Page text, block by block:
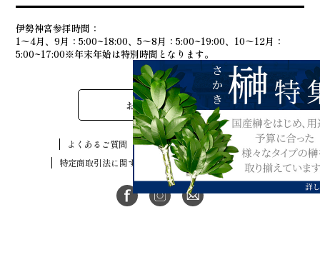
伊勢神宮参拝時間：
1〜4月、9月：5:00~18:00、5〜8月：5:00~19:00、10〜12月：
5:00~17:00※年末年始は特別時間となります。
お問い合わせ
よくあるご質問
個人情報の取り扱いについて
特定商取引法に関する表示
ご利用規約 リンク